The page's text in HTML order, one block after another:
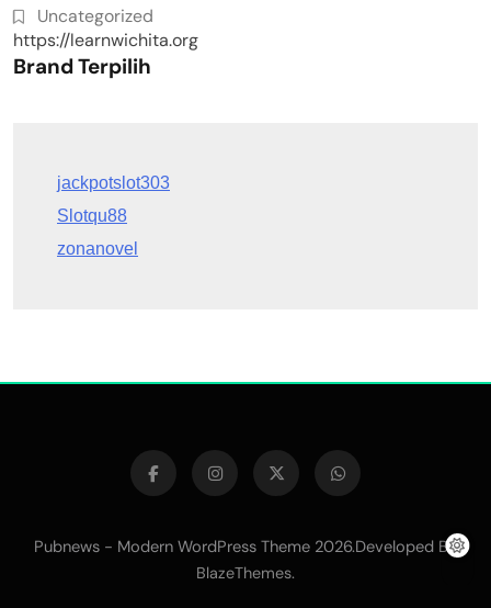
Uncategorized
https://learnwichita.org
Brand Terpilih
Slotqu88
zonanovel
Pubnews - Modern WordPress Theme 2026.Developed By
BlazeThemes.